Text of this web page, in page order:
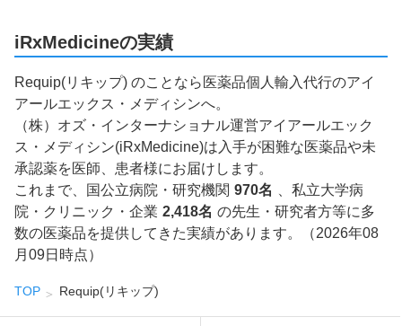
iRxMedicineの実績
Requip(リキップ) のことなら医薬品個人輸入代行のアイ
アールエックス・メディシンへ。
（株）オズ・インターナショナル運営アイアールエック
ス・メディシン(iRxMedicine)は入手が困難な医薬品や未
承認薬を医師、患者様にお届けします。
これまで、国公立病院・研究機関 970名
、私立大学病
院・クリニック・企業 2,418名 の先生・研究者方等に多
数の医薬品を提供してきた実績があります。（2026年08
月09日時点）
TOP Requip(リキップ)